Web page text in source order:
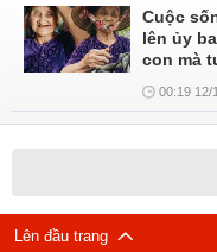
Cuộc
lên ủy
con mà
00:19 12/
Lên đầu trang